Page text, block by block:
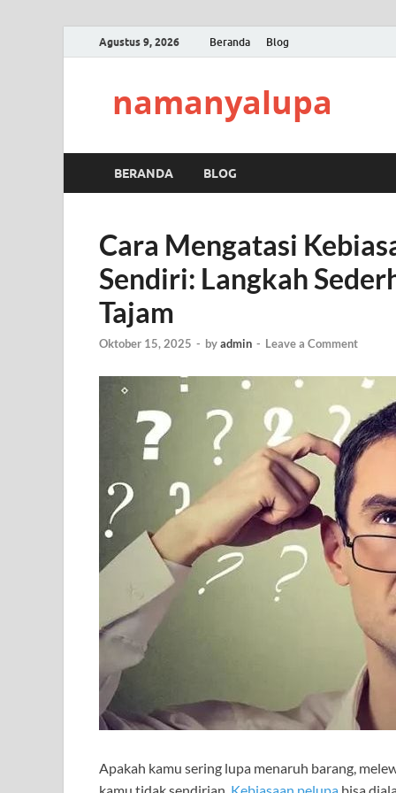
Agustus 9, 2026 Beranda Blog
namanyalupa
BERANDA BLOG
Cara Mengatasi
Sendiri: Langkah
Tajam
Oktober 15, 2025 - byadmin - Leave a Comment
Apakah kamu sering lupa menaruh barang,